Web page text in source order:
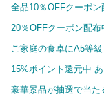
全品10％OFFクーポン
20％OFFクーポン配布
ご家庭の食卓にA5等級
15%ポイント還元中
豪華景品が抽選で当た